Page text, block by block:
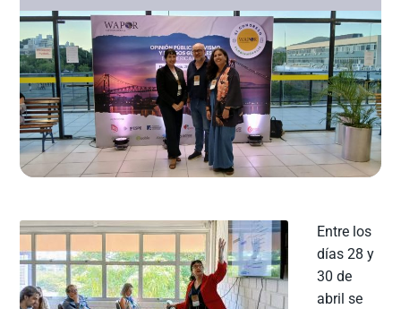
Entre los
días 28 y
30 de
abril se